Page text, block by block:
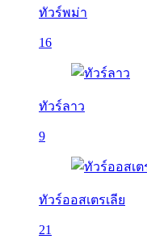
ทัวร์พม่า
16
ทัวร์ลาว
9
ทัวร์ออสเตรเลีย
21